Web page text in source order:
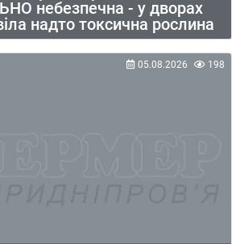
небезпечна - у дворах
надто токсична рослина
05.08.2026 198